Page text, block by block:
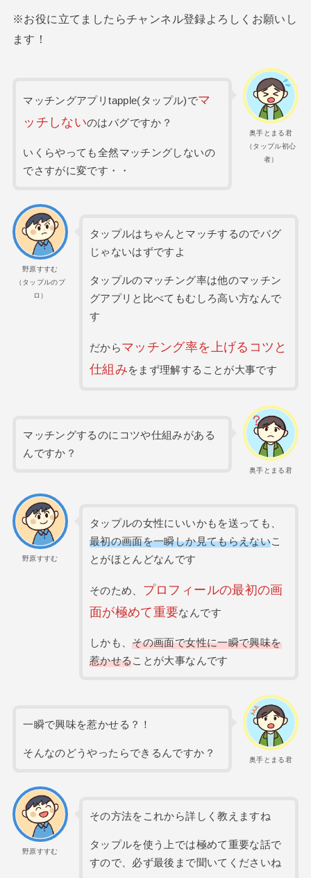
※お役に立てましたらチャンネル登録よろしくお願いし
ます！
奥手とまる君
（タップル初心
者）
マッチングアプリtapple(タップル)でマ
ッチしないのはバグですか？
いくらやっても全然マッチングしないの
でさすがに変です・・
野原すすむ
（タップルのプ
ロ）
タップルはちゃんとマッチするのでバグ
じゃないはずですよ
タップルのマッチング率は他のマッチン
グアプリと比べてもむしろ高い方なんで
す
だからマッチング率を上げるコツと
仕組みをまず理解することが大事です
奥手とまる君
マッチングするのにコツや仕組みがある
んですか？
野原すすむ
タップルの女性にいいかもを送っても、
最初の画面を一瞬しか見てもらえないこ
とがほとんどなんです
そのため、 プロフィールの最初の画
面が極めて重要なんです
しかも、その画面で女性に一瞬で興味を
惹かせることが大事なんです
奥手とまる君
一瞬で興味を惹かせる？！
そんなのどうやったらできるんですか？
野原すすむ
その方法をこれから詳しく教えますね
タップルを使う上では極めて重要な話で
すので、必ず最後まで聞いてくださいね